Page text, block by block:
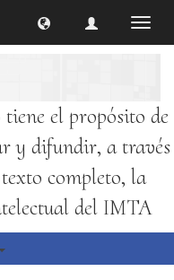
el propósito de
y difundir, a través
completo, la
del IMTA